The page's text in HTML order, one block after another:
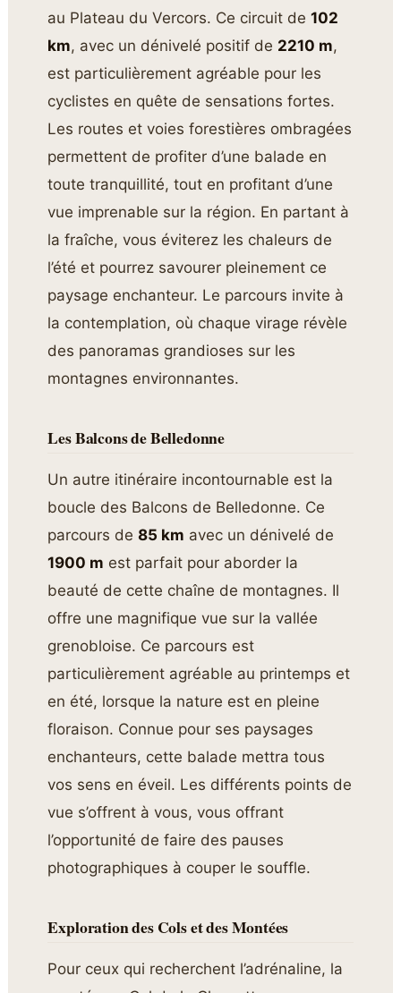
au Plateau du Vercors. Ce circuit de102
km, avec un dénivelé positif de 2210 m,
est particulièrement agréable pour les
cyclistes en quête de sensations fortes.
Les routes et voies forestières ombragées
permettent de profiter d’une balade en
toute tranquillité, tout en profitant d’une
vue imprenable sur la région. En partant à
la fraîche, vous éviterez les chaleurs de
l’été et pourrez savourer pleinement ce
paysage enchanteur. Le parcours invite à
la contemplation, où chaque virage révèle
des panoramas grandioses sur les
montagnes environnantes.
Les Balcons de Belledonne
Un autre itinéraire incontournable est la
boucle des Balcons de Belledonne. Ce
parcours de85 km avec un dénivelé de
1900 m est parfait pour aborder la
beauté de cette chaîne de montagnes. Il
offre une magnifique vue sur la vallée
grenobloise. Ce parcours est
particulièrement agréable au printemps et
en été, lorsque la nature est en pleine
floraison. Connue pour ses paysages
enchanteurs, cette balade mettra tous
vos sens en éveil. Les différents points de
vue s’offrent à vous, vous offrant
l’opportunité de faire des pauses
photographiques à couper le souffle.
Exploration des Cols et des Montées
Pour ceux qui recherchent l’adrénaline, la